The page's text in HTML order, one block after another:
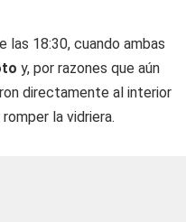
las 18:30, cuando ambas
y, por razones que aún
directamente al interior
la vidriera.